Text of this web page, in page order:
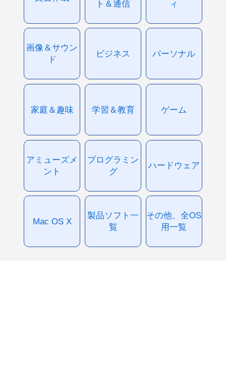
ト＆通信
ィ
画像＆サウン
ド
ビジネス パーソナル
家庭＆趣味 学習＆教育 ゲーム
アミューズメ
ント
プログラミン
グ
ハードウェア
Mac OS X
製品ソフト一
覧
その他、全OS
用一覧